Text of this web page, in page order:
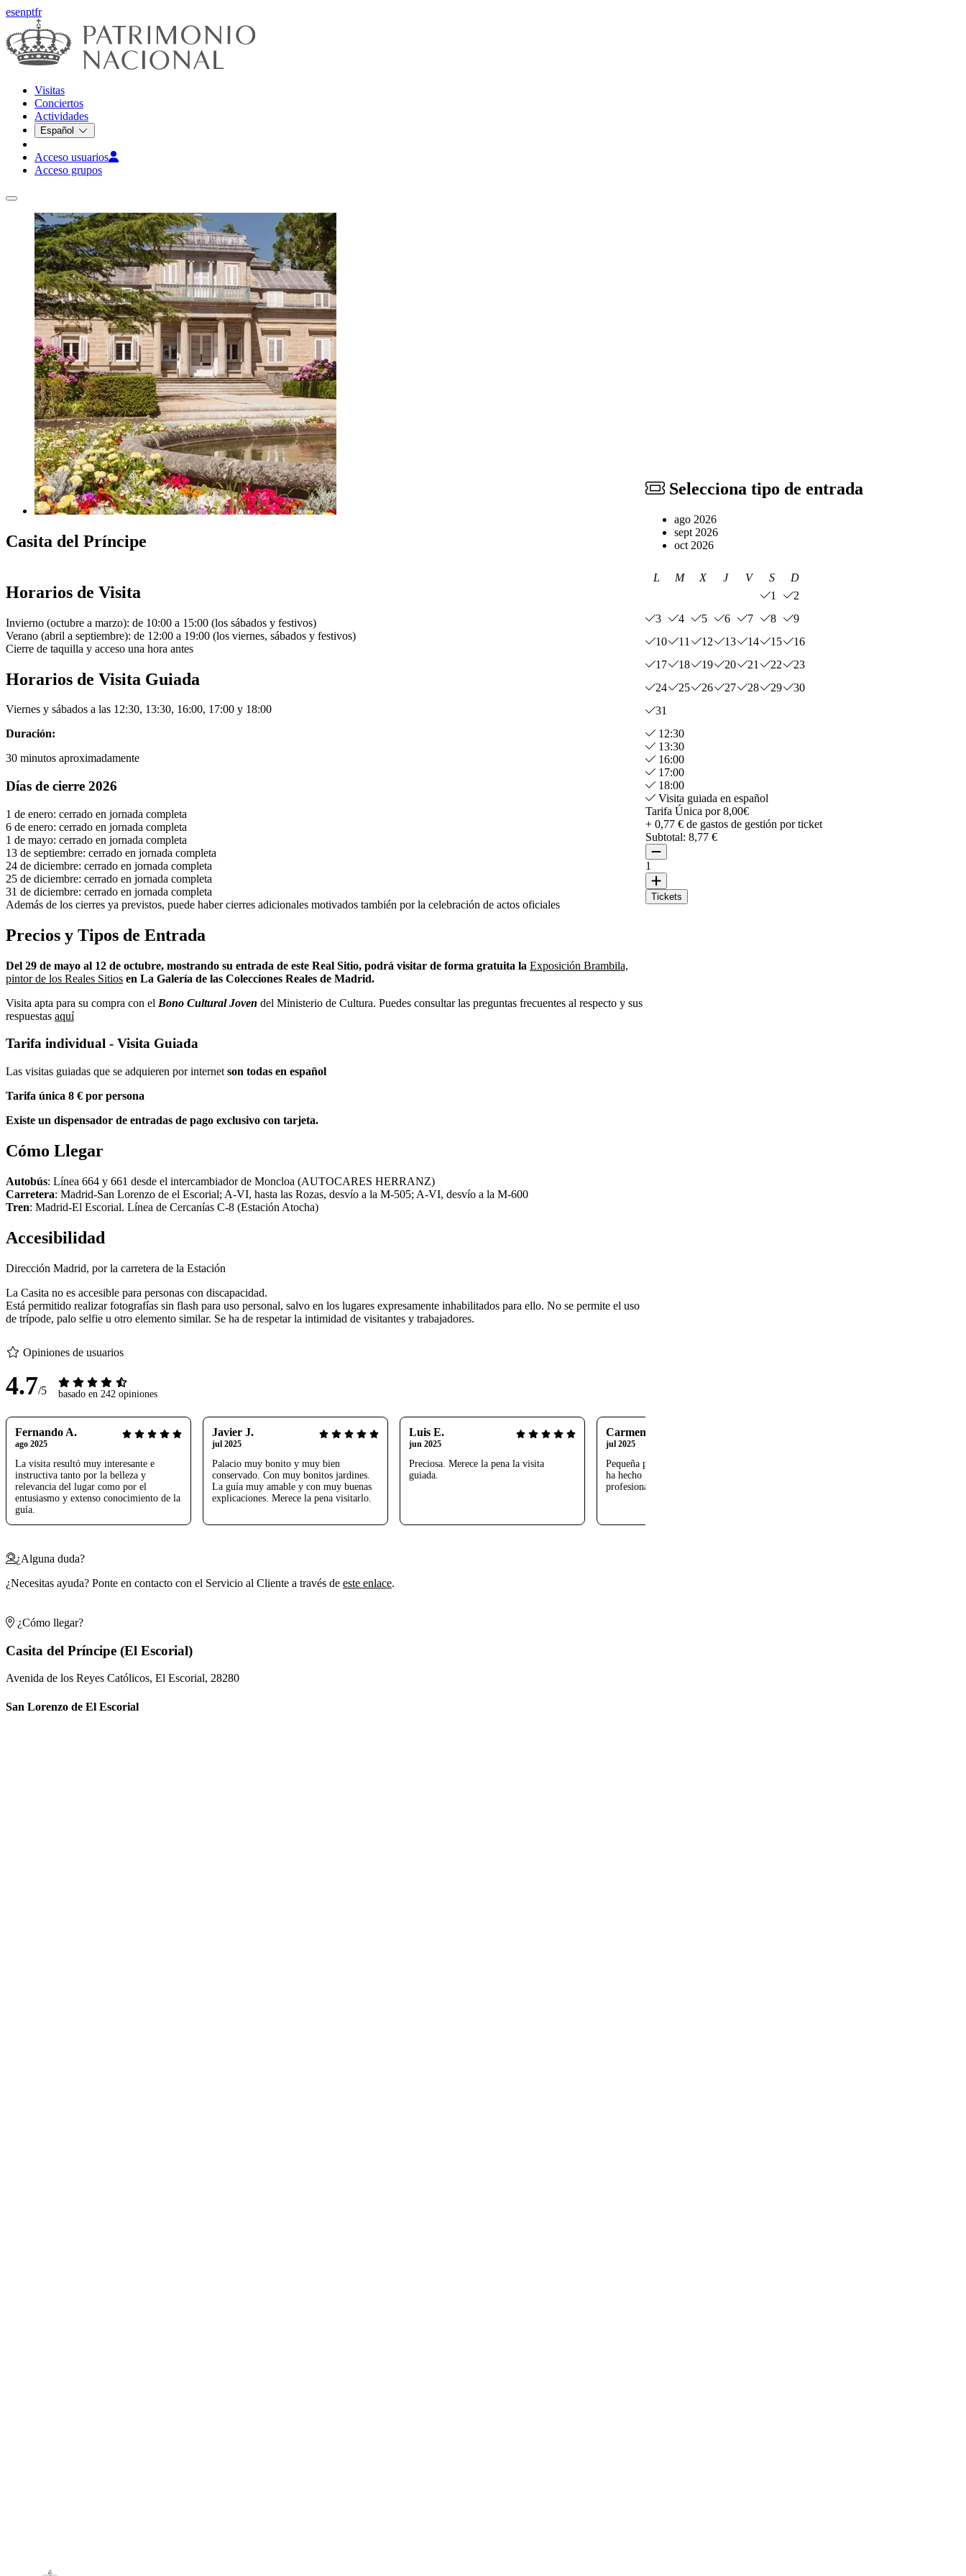
esenptfr
Visitas
Conciertos
Actividades
Español
Acceso usuarios
Acceso grupos
Casita del Príncipe
Horarios de Visita
Invierno (octubre a marzo): de 10:00 a 15:00 (los sábados y festivos)
Verano (abril a septiembre): de 12:00 a 19:00 (los viernes, sábados y festivos)
Cierre de taquilla y acceso una hora antes
Horarios de Visita Guiada
Viernes y sábados a las 12:30, 13:30, 16:00, 17:00 y 18:00
Duración:
30 minutos aproximadamente
Días de cierre 2026
1 de enero: cerrado en jornada completa
6 de enero: cerrado en jornada completa
1 de mayo: cerrado en jornada completa
13 de septiembre: cerrado en jornada completa
24 de diciembre: cerrado en jornada completa
25 de diciembre: cerrado en jornada completa
31 de diciembre: cerrado en jornada completa
Además de los cierres ya previstos, puede haber cierres adicionales motivados también por la celebración de actos oficiales
Precios y Tipos de Entrada
Del 29 de mayo al 12 de octubre, mostrando su entrada de este Real Sitio, podrá visitar de forma gratuita la Exposición Brambila,
pintor de los Reales Sitios en La Galería de las Colecciones Reales de Madrid.
Visita apta para su compra con el Bono Cultural Joven del Ministerio de Cultura. Puedes consultar las preguntas frecuentes al respecto y sus
respuestas aquí
Tarifa individual - Visita Guiada
Las visitas guiadas que se adquieren por internet son todas en español
Tarifa única 8 € por persona
Existe un dispensador de entradas de pago exclusivo con tarjeta.
Cómo Llegar
Autobús: Línea 664 y 661 desde el intercambiador de Moncloa (AUTOCARES HERRANZ)
Carretera: Madrid-San Lorenzo de el Escorial; A-VI, hasta las Rozas, desvío a la M-505; A-VI, desvío a la M-600
Tren: Madrid-El Escorial. Línea de Cercanías C-8 (Estación Atocha)
Accesibilidad
Dirección Madrid, por la carretera de la Estación
La Casita no es accesible para personas con discapacidad.
Está permitido realizar fotografías sin flash para uso personal, salvo en los lugares expresamente inhabilitados para ello. No se permite el uso
de trípode, palo selfie u otro elemento similar. Se ha de respetar la intimidad de visitantes y trabajadores.
Opiniones de usuarios
4.7/5 basado en 242 opiniones
Fernando A.
ago 2025
La visita resultó muy interesante e
instructiva tanto por la belleza y
relevancia del lugar como por el
entusiasmo y extenso conocimiento de la
guía.
Javier J.
jul 2025
Palacio muy bonito y muy bien
conservado. Con muy bonitos jardines.
La guía muy amable y con muy buenas
explicaciones. Merece la pena visitarlo.
Luis E.
jun 2025
Preciosa. Merece la pena la visita
guiada.
Carmen R.
jul 2025
Pequeña pero preciosa. La guía que nos
ha hecho la visita es una gran
profesional.
¿Alguna duda?
¿Necesitas ayuda? Ponte en contacto con el Servicio al Cliente a través de este enlace.
¿Cómo llegar?
Casita del Príncipe (El Escorial)
Avenida de los Reyes Católicos, El Escorial, 28280
San Lorenzo de El Escorial
Selecciona tipo de entrada
ago 2026
sept 2026
oct 2026
L M X J V S
D
1
2
3
4 5 6 7 8
9
10
11 12 13 14 15
16
17
18 19 20 21 22
23
24
25 26 27 28 29
30
31
12:30
13:30
16:00
17:00
18:00
Visita guiada en español
Tarifa Única por 8,00€
+ 0,77 € de gastos de gestión por ticket
Subtotal: 8,77 €
1
Tickets